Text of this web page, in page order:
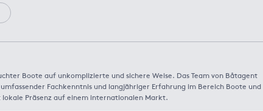
Boote auf unkomplizierte und sichere Weise. Das Team von Båtagent
Fachkenntnis und langjähriger Erfahrung im Bereich Boote und
Präsenz auf einem internationalen Markt.